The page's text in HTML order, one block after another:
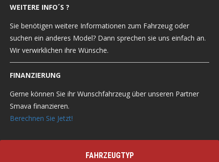
WEITERE INFO´S ?
Sie benötigen weitere Informationen zum Fahrzeug oder
suchen ein anderes Model? Dann sprechen sie uns einfach an.
Wir verwirklichen ihre Wünsche.
FINANZIERUNG
Gerne können Sie ihr Wunschfahrzeug über unseren Partner
Smava finanzieren.
Berechnen Sie Jetzt!
FAHRZEUGTYP